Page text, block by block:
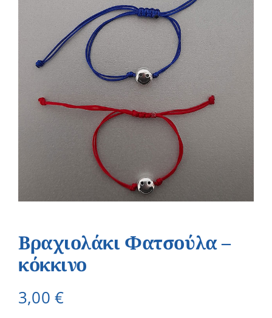
Βραχιολάκι Φατσούλα –
κόκκινο
3,00€